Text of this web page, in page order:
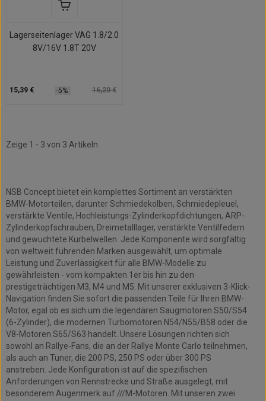
Lagerseitenlager VAG 1.8/2.0
8V/16V 1.8T 20V
15,39 € -5% 16,20 €
Zeige 1 - 3 von 3 Artikeln
NSB Concept bietet ein komplettes Sortiment an verstärkten
BMW-Motorteilen, darunter Schmiedekolben, Schmiedepleuel,
verstärkte Ventile, Hochleistungs-Zylinderkopfdichtungen, ARP-
Zylinderkopfschrauben, Dreimetalllager, verstärkte Ventilfedern
und gewuchtete Kurbelwellen. Jede Komponente wird sorgfältig
von weltweit führenden Marken ausgewählt, um optimale
Leistung und Zuverlässigkeit für alle BMW-Modelle zu
gewährleisten - vom kompakten 1er bis hin zu den
prestigeträchtigen M3, M4 und M5. Mit unserer exklusiven 3-Klick-
Navigation finden Sie sofort die passenden Teile für Ihren BMW-
Motor, egal ob es sich um die legendären Saugmotoren S50/S54
(6-Zylinder), die modernen Turbomotoren N54/N55/B58 oder die
V8-Motoren S65/S63 handelt. Unsere Lösungen richten sich
sowohl an Rallye-Fans, die an der Rallye Monte Carlo teilnehmen,
als auch an Tuner, die 200 PS, 250 PS oder über 300 PS
anstreben. Jede Konfiguration ist auf die spezifischen
Anforderungen von Rennstrecke und Straße ausgelegt, mit
besonderem Augenmerk auf ///M-Motoren. Mit unseren zwei